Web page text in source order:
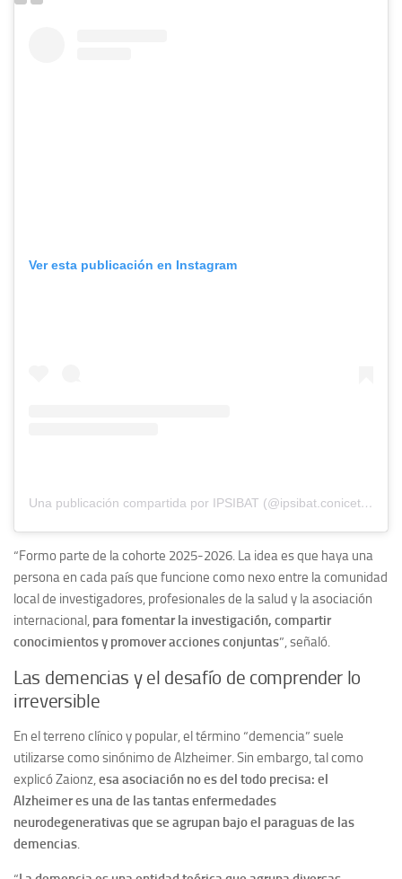
Ver esta publicación en Instagram
Una publicación compartida por IPSIBAT (@ipsibat.conicet.unmdp)
“Formo parte de la cohorte 2025-2026. La idea es que haya una
persona en cada país que funcione como nexo entre la comunidad
local de investigadores, profesionales de la salud y la asociación
internacional, para fomentar la investigación, compartir
conocimientos y promover acciones conjuntas”, señaló.
Las demencias y el desafío de comprender lo
irreversible
En el terreno clínico y popular, el término “demencia” suele
utilizarse como sinónimo de Alzheimer. Sin embargo, tal como
explicó Zaionz,esa asociación no es del todo precisa: el
Alzheimer es una de las tantas enfermedades
neurodegenerativas que se agrupan bajo el paraguas de las
demencias.